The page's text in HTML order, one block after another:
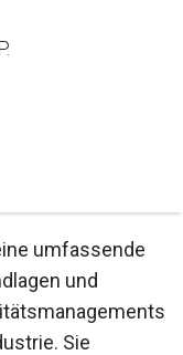
umfassende
und
Sie